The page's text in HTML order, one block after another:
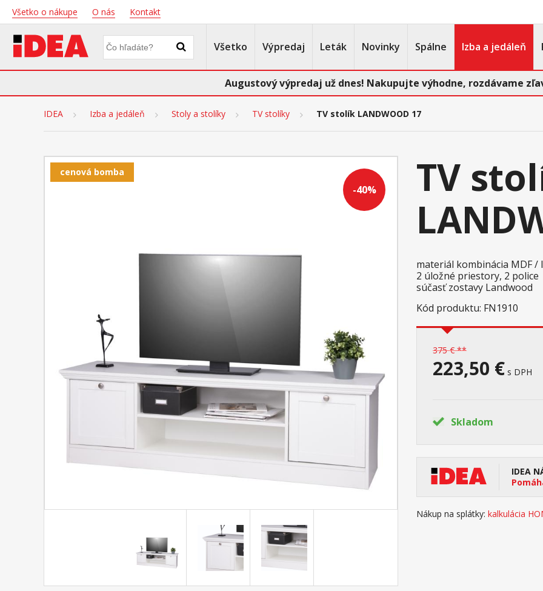
Všetko o nákupe O nás Kontakt
Všetko Výpredaj Leták Novinky Spálne Izba a jedáleň
Augustový výpredaj už dnes! Nakupujte výhodne, rozdávame
IDEA Izba a jedáleň Stoly a stolíky TV stolíky TV stolík LANDWOOD 17
-40%
cenová bomba
TV
materiál kombinácia MDF
2 úložné priestory, 2 police
súčasť zostavy Landwood
Kód produktu: FN1910
375 € **
223,50 € s DPH
Skladom
IDEA
Nákup na splátky: kalkulácia